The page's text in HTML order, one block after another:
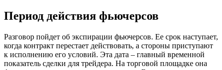
Период действия фьючерсов
Разговор пойдет об экспирации фьючерсов. Ее срок наступает,
когда контракт перестает действовать, а стороны приступают
к исполнению его условий. Эта дата – главный временной
показатель сделки для трейдера. На торговой площадке она